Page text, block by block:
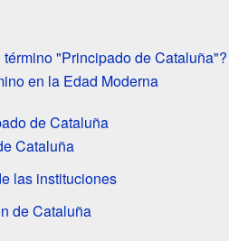
"Principado de Cataluña"?
en la Edad Moderna
de Cataluña
Cataluña
las instituciones
de Cataluña